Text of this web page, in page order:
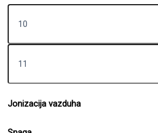
Jonizacija vazduha